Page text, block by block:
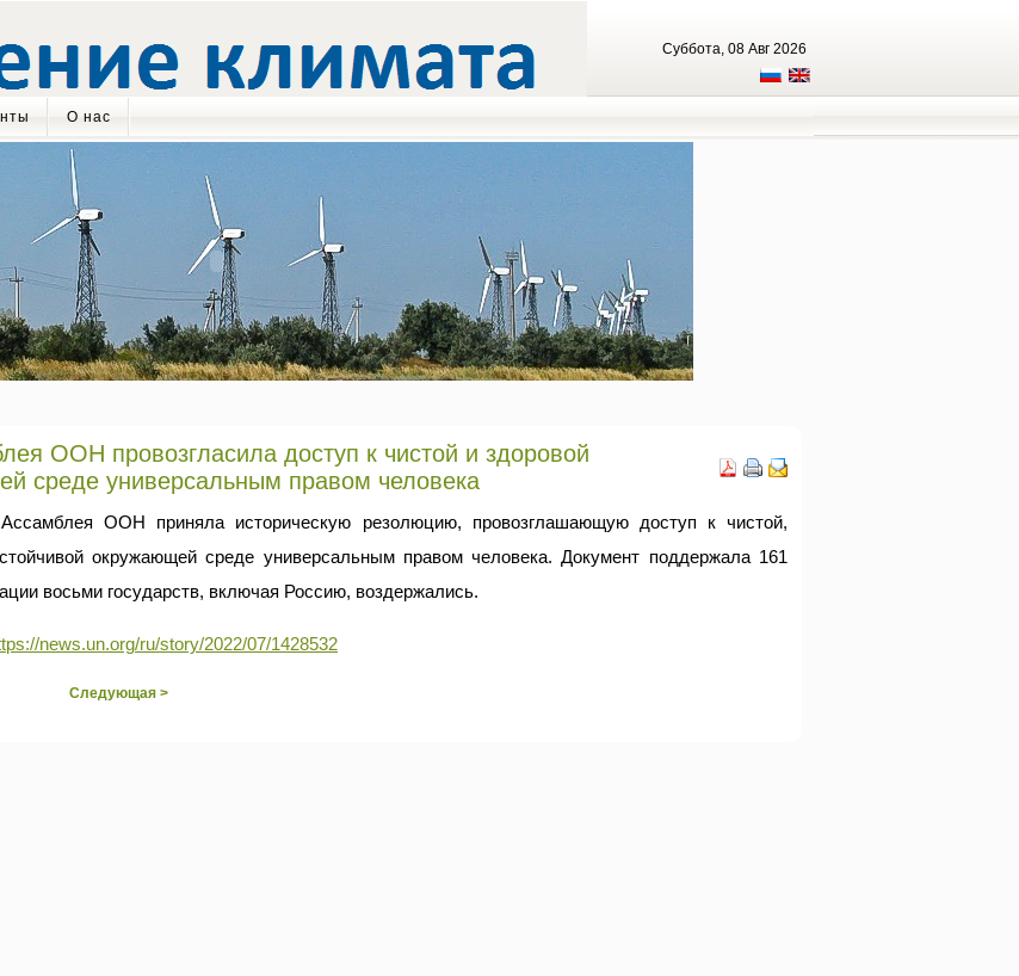
Суббота, 08 Авг 2026
О нас
ООН провозгласила доступ к чистой и здоровой
среде универсальным правом человека
Ассамблея ООН приняла историческую резолюцию, провозглашающую доступ к чистой,
окружающей среде универсальным правом человека. Документ поддержала 161
восьми государств, включая Россию, воздержались.
news.un.org/ru/story/2022/07/1428532
Следующая >